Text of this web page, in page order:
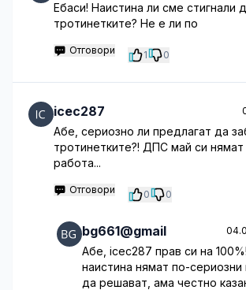
Ебаси! Наистина ли сме стигнали
тротинетките? Не е ли по
Отговори 1 0
icec287
Абе, сериозно ли предлагат да
тротинетките?! ДПС май си нямат
работа...
Отговори 0 0
bg661@gmail
Абе, icec287 прав си на
наистина нямат по-
да решават, ама честно